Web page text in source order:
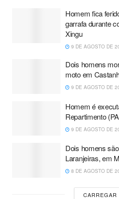
Homem fica
garrafa durante
Xingu
9 DE AGOSTO DE
Dois homens
moto em
9 DE AGOSTO DE
Homem é
Repartimento
9 DE AGOSTO DE
Dois homens
Laranjeiras, em
8 DE AGOSTO DE
CARREGAR